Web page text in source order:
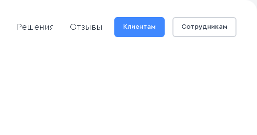
Решения Отзывы Клиентам Сотрудникам